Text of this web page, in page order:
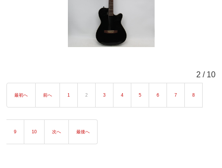
2 / 10
最初へ 前へ 1 2 3 4 5 6 7 8
9 10 次へ 最後へ